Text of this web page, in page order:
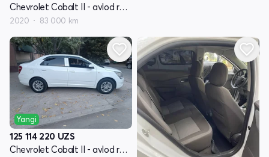
Chevrolet Cobalt II - avlod restyling
2020 83 000 km
Yangi
125 114 220 UZS
Chevrolet Cobalt II - avlod restyling